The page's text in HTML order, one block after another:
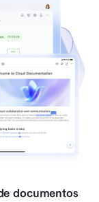
documentos